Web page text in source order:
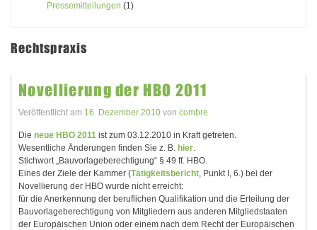
Pressemitteilungen (1)
Rechtspraxis
Novellierung der HBO 2011
Veröffentlicht am 16. Dezember 2010 von combre
Die neue HBO 2011 ist zum 03.12.2010 in Kraft getreten.
Wesentliche Änderungen finden Sie z. B. hier.
Stichwort „Bauvorlageberechtigung“ § 49 ff. HBO.
Eines der Ziele der Kammer (Tätigkeitsbericht, Punkt I, 6.) bei der
Novellierung der HBO wurde nicht erreicht:
für die Anerkennung der beruflichen Qualifikation und die Erteilung der
Bauvorlageberechtigung von Mitgliedern aus anderen Mitgliedstaaten
der Europäischen Union oder einem nach dem Recht der Europäischen